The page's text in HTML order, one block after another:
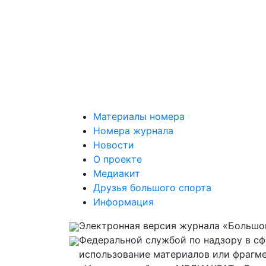
Материалы номера
Номера журнала
Новости
О проекте
Медиакит
Друзья большого спорта
Информация
Электронная версия журнала
Федеральной службой по надзору в
использование материалов или